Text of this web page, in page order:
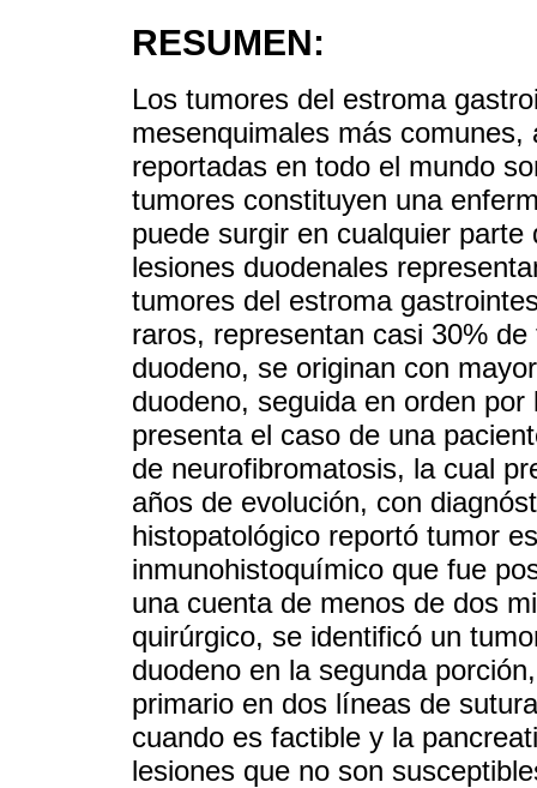
RESUMEN:
Los tumores del estroma
mesenquimales más
reportadas en todo el mundo
tumores constituyen una
puede surgir en cualquier
lesiones duodenales
tumores del estroma
raros, representan casi 30%
duodeno, se originan con
duodeno, seguida en orden
presenta el caso de una
de neurofibromatosis, la cual
años de evolución, con
histopatológico reportó tumor
inmunohistoquímico que fue
una cuenta de menos de dos
quirúrgico, se identificó un
duodeno en la segunda
primario en dos líneas de
cuando es factible y la
lesiones que no son